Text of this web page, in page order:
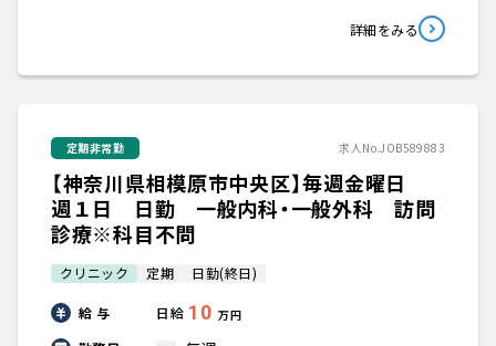
詳細をみる
定期非常勤 求人No.JOB589883
【神奈川県相模原市中央区】毎週金曜日
週１日 日勤 一般内科・一般外科 訪問
診療※科目不問
クリニック 定期 日勤(終日)
給 与 日給 10 万円